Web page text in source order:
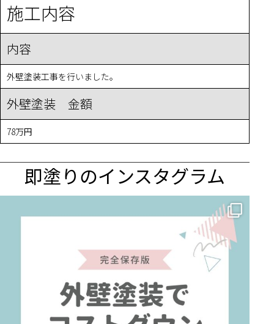
施工内容
内容
外壁塗装工事を行いました。
外壁塗装 金額
78万円
即塗りのインスタグラム
✨ 賢いお金の使い方！外壁塗装でコストダウンする方法 🏠